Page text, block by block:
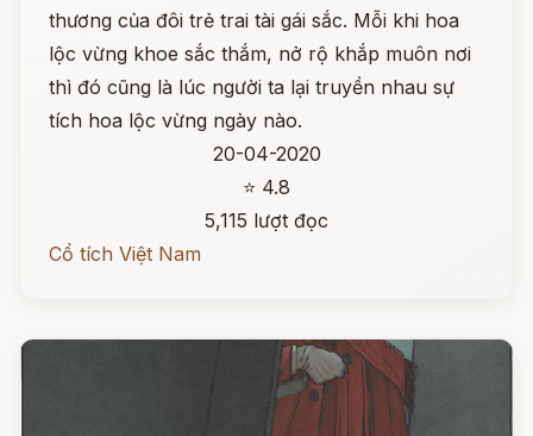
thương của đôi trẻ trai tài gái sắc. Mỗi khi hoa
lộc vừng khoe sắc thắm, nở rộ khắp muôn nơi
thì đó cũng là lúc người ta lại truyền nhau sự
tích hoa lộc vừng ngày nào.
20-04-2020
⭐ 4.8
5,115 lượt đọc
Cổ tích Việt Nam